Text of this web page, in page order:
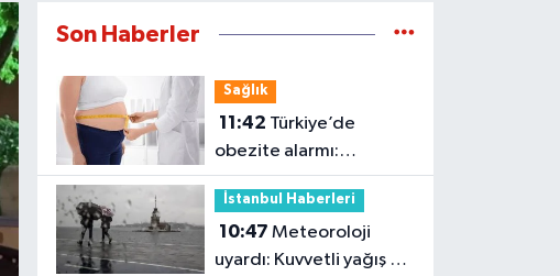
Son Haberler
Sağlık
11:42
obezite alarmı:
Kadınlarda oran yüzde
40’larda
İstanbul Haberleri
10:47
uyardı: Kuvvetli yağış ve